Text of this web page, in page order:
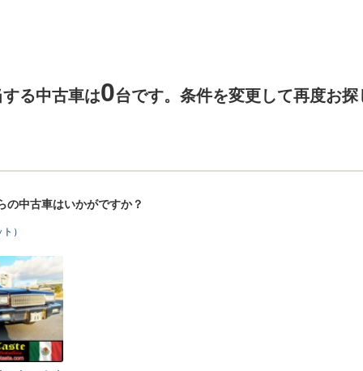
る中古車は0台です。条件を変更して再度お探
の中古車はいかがですか？
）